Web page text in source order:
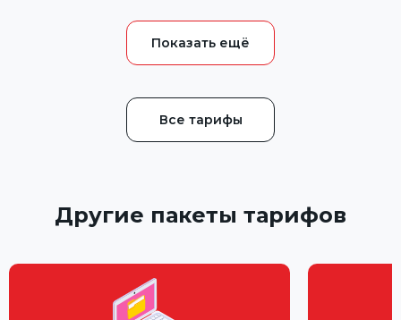
Все тарифы
Другие пакеты тарифов